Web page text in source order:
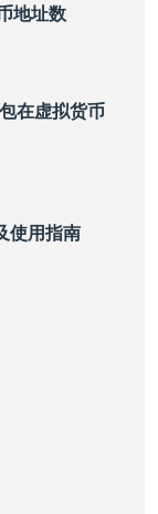
地址数
在虚拟货币
使用指南